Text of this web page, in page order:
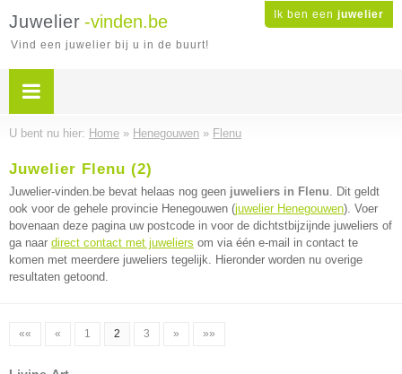
Ik ben een juwelier
Juwelier -vinden.be
Vind een juwelier bij u in de buurt!
U bent nu hier: Home » Henegouwen » Flenu
Juwelier Flenu (2)
Juwelier-vinden.be bevat helaas nog geen juweliers in Flenu. Dit geldt
ook voor de gehele provincie Henegouwen (juwelier Henegouwen). Voer
bovenaan deze pagina uw postcode in voor de dichtstbijzijnde juweliers of
ga naar direct contact met juweliers om via één e-mail in contact te
komen met meerdere juweliers tegelijk. Hieronder worden nu overige
resultaten getoond.
«« « 1 2 3 » »»